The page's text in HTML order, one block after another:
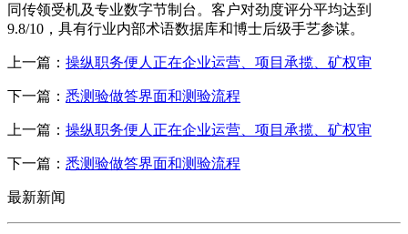
同传领受机及专业数字节制台。客户对劲度评分平均达到
9.8/10，具有行业内部术语数据库和博士后级手艺参谋。
上一篇： 操纵职务便人正在企业运营、项目承揽、矿权审
下一篇： 悉测验做答界面和测验流程
上一篇： 操纵职务便人正在企业运营、项目承揽、矿权审
下一篇： 悉测验做答界面和测验流程
最新新闻